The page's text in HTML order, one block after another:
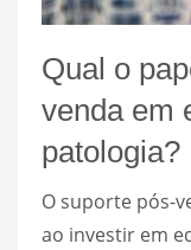
Qual o
venda em
patologia?
O suporte pós-
ao investir em